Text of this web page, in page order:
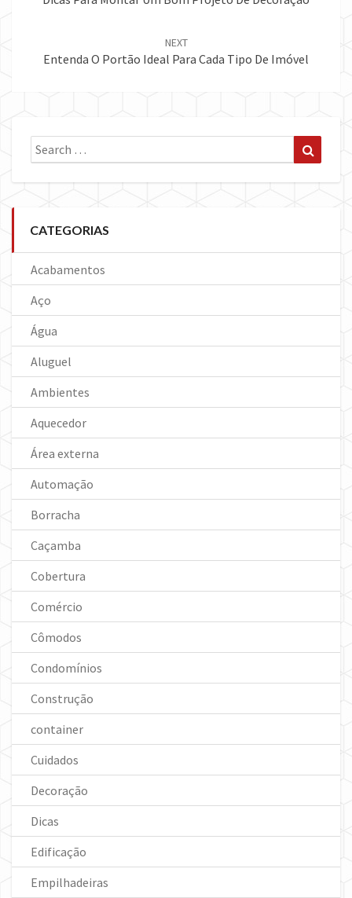
NEXT
Entenda O Portão Ideal Para Cada Tipo De Imóvel
Search
for:
CATEGORIAS
Acabamentos
Aço
Água
Aluguel
Ambientes
Aquecedor
Área externa
Automação
Borracha
Caçamba
Cobertura
Comércio
Cômodos
Condomínios
Construção
container
Cuidados
Decoração
Dicas
Edificação
Empilhadeiras